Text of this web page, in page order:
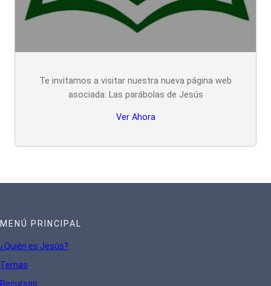
Te invitamos a visitar nuestra nueva página web
asociada: Las parábolas de Jesús
Ver Ahora
MENÚ PRINCIPAL
¿Quién es Jesús?
Temas
Recursos